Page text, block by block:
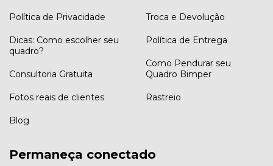
Política de Privacidade
Dicas: Como escolher seu
quadro?
Consultoria Gratuita
Fotos reais de clientes
Blog
Troca e Devolução
Política de Entrega
Como Pendurar seu
Quadro Bimper
Rastreio
Permaneça conectado